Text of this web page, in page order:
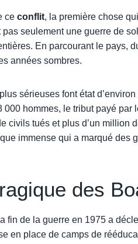
ce conflit, la première chose
pas seulement une guerre de
En parcourant le pays,
années sombres.
sérieuses font état
000 hommes, le tribut payé
civils tués et plus d’un million
immense qui a marqué des
des
fin de la guerre en 1975 a
en place de camps de